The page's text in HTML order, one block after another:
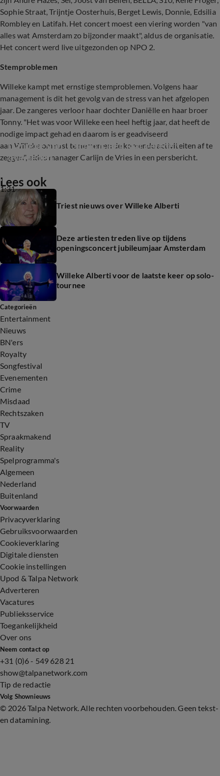
Sophie Straat, Trijntje Oosterhuis, Berget Lewis, Donnie, Edsilia
Rombley en Latifah. Het concert moest een viering worden "van
alles wat Amsterdam zo bijzonder maakt", aldus de organisatie.
Het concert werd live uitgezonden op NPO 2.
Stemproblemen
Willeke kampt met ernstige stemproblemen. Volgens haar
management is dit het gevolg van de stress van het afgelopen
jaar. De zangeres verloor haar dochter Daniëlle en haar broer
Tonny. "Het was voor Willeke een heel heftig jaar, dat heeft de
nodige impact gehad en daarom is er geadviseerd
aan Willeke om rust te nemen en de komende activiteiten af te
zeggen", aldus manager Carlijn de Vries in een persbericht.
1:31
Daniëlle van 't Schip is een jaar geleden
overleden
Lees ook
Triest nieuws over Willeke Alberti
Deze artiesten treden live op tijdens
openingsconcert jubileumjaar Amsterdam
Willeke Alberti voor de laatste keer op solo-
tournee
Categorieën
Entertainment
Nieuws
BN'ers
Royalty
Songfestival
Evenementen
Crime
Misdaad
Rechtszaken
TV
Spraakmakend
Reality
Spelprogramma's
Algemeen
Nederland
Buitenland
Voorwaarden
Privacyverklaring
Gebruiksvoorwaarden
Cookieverklaring
Digitale diensten
Cookie instellingen
Upod & Talpa Network
Adverteren
Vacatures
Publieksservice
Toegankelijkheid
Over ons
Neem contact op
+31 (0)6 - 549 628 21
show@talpanetwork.com
Tip de redactie
Volg Shownieuws
© 2026 Talpa Network. Alle rechten voorbehouden. Geen tekst-
en datamining.